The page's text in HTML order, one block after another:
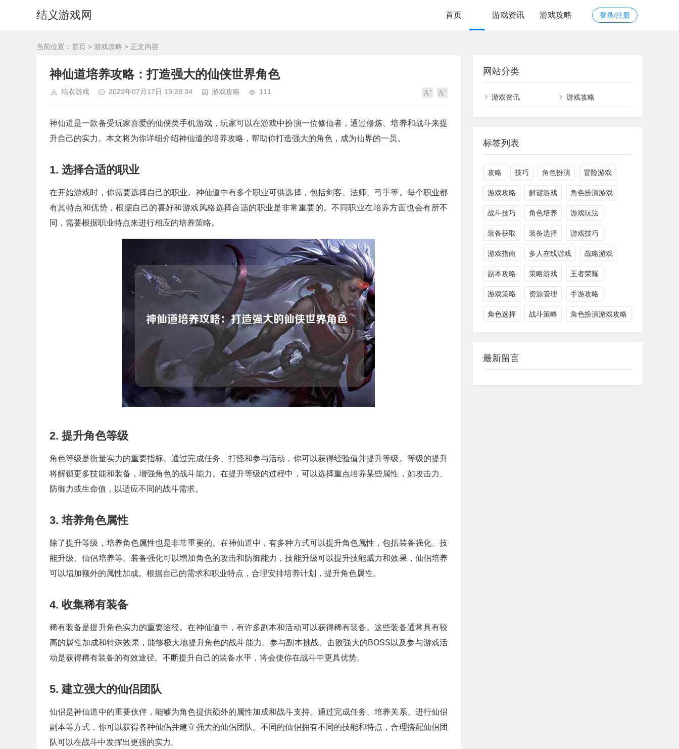
结义游戏网 登录/注册
首页 游戏资讯 游戏攻略
当前位置： 首页 > 游戏攻略 > 正文内容
神仙道培养攻略：打造强大的仙侠世界角色
结衣游戏 2023年07月17日 19:28:34 游戏攻略 111
神仙道是一款备受玩家喜爱的仙侠类手机游戏，玩家可以在游戏中扮演一位修仙者，通过修炼、培养和战斗来提
升自己的实力。本文将为你详细介绍神仙道的培养攻略，帮助你打造强大的角色，成为仙界的一员。
1. 选择合适的职业
在开始游戏时，你需要选择自己的职业。神仙道中有多个职业可供选择，包括剑客、法师、弓手等。每个职业都
有其特点和优势，根据自己的喜好和游戏风格选择合适的职业是非常重要的。不同职业在培养方面也会有所不
同，需要根据职业特点来进行相应的培养策略。
2. 提升角色等级
角色等级是衡量实力的重要指标。通过完成任务、打怪和参与活动，你可以获得经验值并提升等级。等级的提升
将解锁更多技能和装备，增强角色的战斗能力。在提升等级的过程中，可以选择重点培养某些属性，如攻击力、
防御力或生命值，以适应不同的战斗需求。
3. 培养角色属性
除了提升等级，培养角色属性也是非常重要的。在神仙道中，有多种方式可以提升角色属性，包括装备强化、技
能升级、仙侣培养等。装备强化可以增加角色的攻击和防御能力，技能升级可以提升技能威力和效果，仙侣培养
可以增加额外的属性加成。根据自己的需求和职业特点，合理安排培养计划，提升角色属性。
4. 收集稀有装备
稀有装备是提升角色实力的重要途径。在神仙道中，有许多副本和活动可以获得稀有装备。这些装备通常具有较
高的属性加成和特殊效果，能够极大地提升角色的战斗能力。参与副本挑战、击败强大的BOSS以及参与游戏活
动是获得稀有装备的有效途径。不断提升自己的装备水平，将会使你在战斗中更具优势。
5. 建立强大的仙侣团队
仙侣是神仙道中的重要伙伴，能够为角色提供额外的属性加成和战斗支持。通过完成任务、培养关系、进行仙侣
副本等方式，你可以获得各种仙侣并建立强大的仙侣团队。不同的仙侣拥有不同的技能和特点，合理搭配仙侣团
队可以在战斗中发挥出更强的实力。
网站分类
游戏资讯 游戏攻略
标签列表
攻略 技巧 角色扮演 冒险游戏
游戏攻略 解谜游戏 角色扮演游戏
战斗技巧 角色培养 游戏玩法
装备获取 装备选择 游戏技巧
游戏指南 多人在线游戏 战略游戏
副本攻略 策略游戏 王者荣耀
游戏策略 资源管理 手游攻略
角色选择 战斗策略 角色扮演游戏攻略
最新留言